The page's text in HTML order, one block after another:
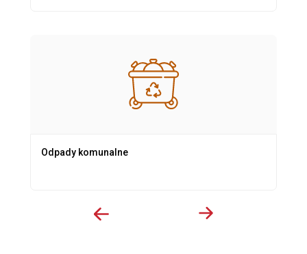
Odpady komunalne